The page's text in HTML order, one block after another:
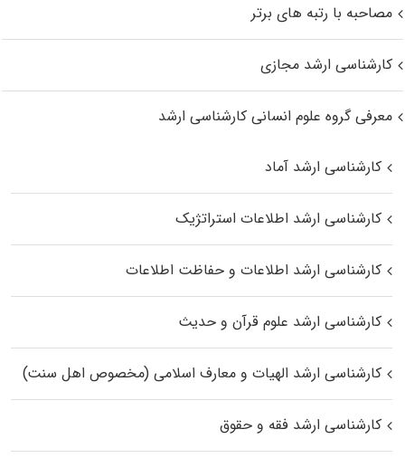
مصاحبه با رتبه های برتر
کارشناسی ارشد مجازی
معرفی گروه علوم انسانی کارشناسی ارشد
کارشناسی ارشد آماد
کارشناسی ارشد اطلاعات استراتژیک
کارشناسی ارشد اطلاعات و حفاظت اطلاعات
کارشناسی ارشد علوم قرآن و حدیث
کارشناسی ارشد الهیات و معارف اسلامی (مخصوص اهل سنت)
کارشناسی ارشد فقه و حقوق